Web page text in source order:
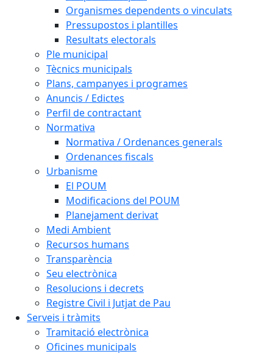
Organismes dependents o vinculats
Pressupostos i plantilles
Resultats electorals
Ple municipal
Tècnics municipals
Plans, campanyes i programes
Anuncis / Edictes
Perfil de contractant
Normativa
Normativa / Ordenances generals
Ordenances fiscals
Urbanisme
El POUM
Modificacions del POUM
Planejament derivat
Medi Ambient
Recursos humans
Transparència
Seu electrònica
Resolucions i decrets
Registre Civil i Jutjat de Pau
Serveis i tràmits
Tramitació electrònica
Oficines municipals